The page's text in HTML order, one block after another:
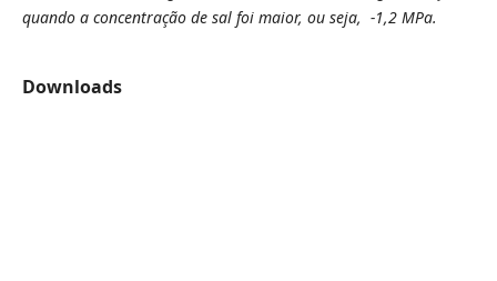
quando a concentração de sal foi maior, ou seja, -1,2 MPa.
Downloads